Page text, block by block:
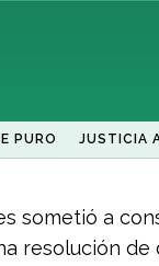
PURO JUSTICIA
sometió a
resolución